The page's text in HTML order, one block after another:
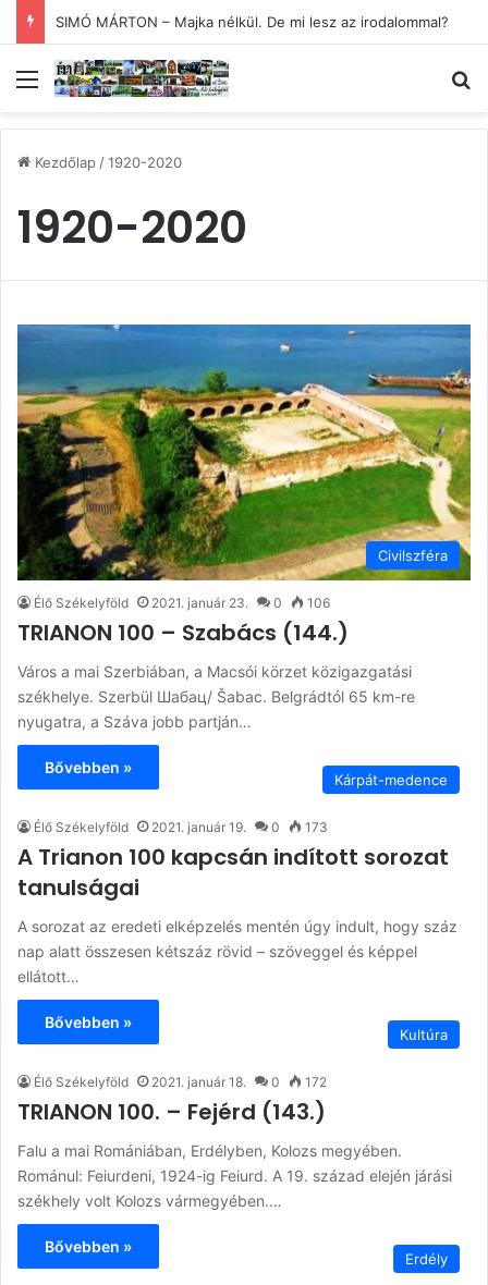
SIMÓ MÁRTON – Majka nélkül. De mi lesz az irodalommal?
Menü
Kezdőlap/1920-2020
1920-2020
Civilszféra
Élő Székelyföld 2021. január 23. 0 106
TRIANON 100 – Szabács (144.)
Város a mai Szerbiában, a Macsói körzet közigazgatási
székhelye. Szerbül Шабац/ Šabac. Belgrádtól 65 km-re
nyugatra, a Száva jobb partján…
Bővebben »
Kárpát-medence
Élő Székelyföld 2021. január 19. 0 173
A Trianon 100 kapcsán indított sorozat
tanulságai
A sorozat az eredeti elképzelés mentén úgy indult, hogy száz
nap alatt összesen kétszáz rövid – szöveggel és képpel
ellátott…
Bővebben »
Kultúra
Élő Székelyföld 2021. január 18. 0 172
TRIANON 100. – Fejérd (143.)
Falu a mai Romániában, Erdélyben, Kolozs megyében.
Románul: Feiurdeni, 1924-ig Feiurd. A 19. század elején járási
székhely volt Kolozs vármegyében.…
Bővebben »
Erdély